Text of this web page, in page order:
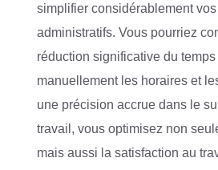
simplifier considérablement
administratifs. Vous pourriez
réduction significative du
manuellement les horaires et
une précision accrue dans le
travail, vous optimisez non
mais aussi la satisfaction au